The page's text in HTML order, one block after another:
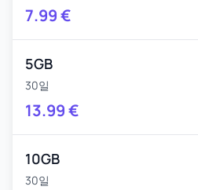
7.99€
5GB
30일
13.99€
10GB
30일